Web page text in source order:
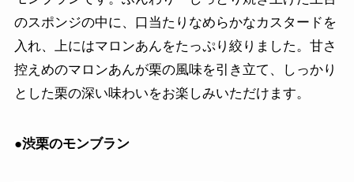
のスポンジの中に、口当たりなめらかなカスタードを
入れ、上にはマロンあんをたっぷり絞りました。甘さ
控えめのマロンあんが栗の風味を引き立て、しっかり
とした栗の深い味わいをお楽しみいただけます。
●渋栗のモンブラン